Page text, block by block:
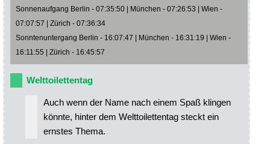
Sonnenaufgang Berlin - 07:35:50 | München - 07:26:53 | Wien -
07:07:57 | Zürich - 07:36:34
Sonntenuntergang Berlin - 16:07:47 | München - 16:31:19 | Wien -
16:11:55 | Zürich - 16:45:57
Welttoilettentag
Auch wenn der Name nach einem Spaß klingen
könnte, hinter dem Welttoilettentag steckt ein
ernstes Thema.